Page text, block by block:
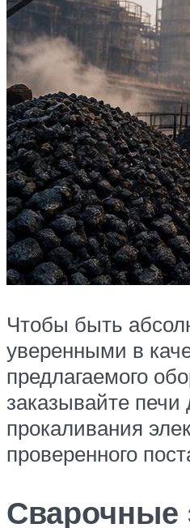
Чтобы быть
уверенными в
предлагаемого
заказывайте печи
прокаливания
проверенного
Сварочные